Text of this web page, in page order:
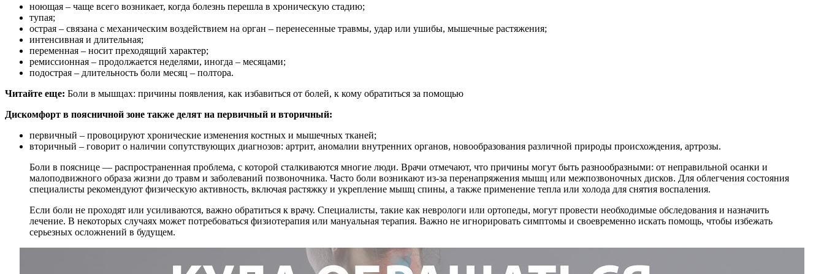
ноющая – чаще всего возникает, когда болезнь перешла в хроническую стадию;
тупая;
острая – связана с механическим воздействием на орган – перенесенные травмы, удар или ушибы, мышечные растяжения;
интенсивная и длительная;
переменная – носит преходящий характер;
ремиссионная – продолжается неделями, иногда – месяцами;
подострая – длительность боли месяц – полтора.
Читайте еще: Боли в мышцах: причины появления, как избавиться от болей, к кому обратиться за помощью
Дискомфорт в поясничной зоне также делят на первичный и вторичный:
первичный – провоцируют хронические изменения костных и мышечных тканей;
вторичный – говорит о наличии сопутствующих диагнозов: артрит, аномалии внутренних органов, новообразования различной природы происхождения, артрозы.
Боли в пояснице — распространенная проблема, с которой сталкиваются многие люди. Врачи отмечают, что причины могут быть разнообразными: от неправильной осанки и
малоподвижного образа жизни до травм и заболеваний позвоночника. Часто боли возникают из-за перенапряжения мышц или межпозвоночных дисков. Для облегчения состояния
специалисты рекомендуют физическую активность, включая растяжку и укрепление мышц спины, а также применение тепла или холода для снятия воспаления.
Если боли не проходят или усиливаются, важно обратиться к врачу. Специалисты, такие как неврологи или ортопеды, могут провести необходимые обследования и назначить
лечение. В некоторых случаях может потребоваться физиотерапия или мануальная терапия. Важно не игнорировать симптомы и своевременно искать помощь, чтобы избежать
серьезных осложнений в будущем.